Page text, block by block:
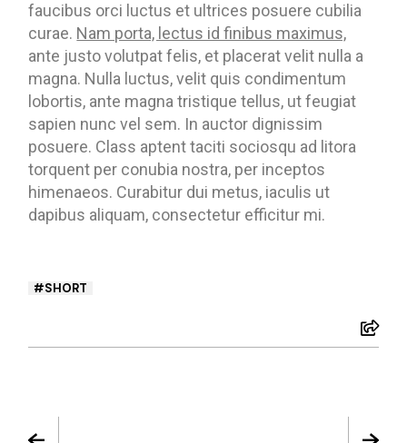
faucibus orci luctus et ultrices posuere cubilia
curae. Nam porta, lectus id finibus maximus,
ante justo volutpat felis, et placerat velit nulla a
magna. Nulla luctus, velit quis condimentum
lobortis, ante magna tristique tellus, ut feugiat
sapien nunc vel sem. In auctor dignissim
posuere. Class aptent taciti sociosqu ad litora
torquent per conubia nostra, per inceptos
himenaeos. Curabitur dui metus, iaculis ut
dapibus aliquam, consectetur efficitur mi.
SHORT